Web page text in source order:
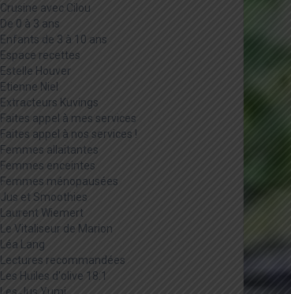
Crusine avec Cilou
De 0 à 3 ans
Enfants de 3 à 10 ans
Espace recettes
Estelle Houver
Etienne Niel
Extracteurs Kuvings
Faites appel à mes services
Faites appel à nos services !
Femmes allaitantes
Femmes enceintes
Femmes ménopausées
Jus et Smoothies
Laurent Wiemert
Le Vitaliseur de Marion
Léa Lang
Lectures recommandées
Les Huiles d'olive 18:1